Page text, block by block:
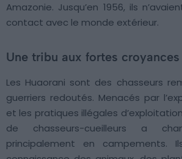
Amazonie. Jusqu’en 1956, ils
contact avec le monde extérieur.
Une tribu aux fortes croyances
Les Huaorani sont des chasseurs
guerriers redoutés. Menacés par
et les pratiques illégales
de chasseurs-cueilleurs a
principalement en campements.